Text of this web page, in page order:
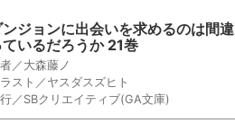
ンジョンに出会いを求めるのは間違
ているだろうか 21巻
／大森藤ノ
スト／ヤスダスズヒト
／SBクリエイティブ(GA文庫)